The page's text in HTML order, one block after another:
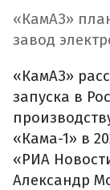
«КамАЗ»
завод
«КамАЗ»
запуска в
«Кама-1» в
«РИА
Александр